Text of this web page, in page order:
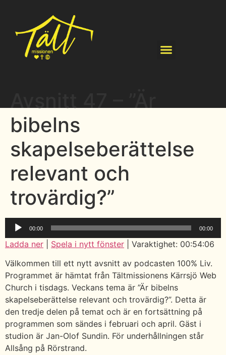
bibelns
skapelseberättelse
relevant och
trovärdig?”
Ljudspelare
00:00 00:00
Ladda ner Spela i nytt fönster
Varaktighet: 00:54:06
Välkommen till ett nytt avsnitt av podcasten 100% Liv.
Programmet är hämtat från Tältmissionens Kärrsjö Web
Church i tisdags. Veckans tema är ”Är bibelns
skapelseberättelse relevant och trovärdig?”. Detta är
den tredje delen på temat och är en fortsättning på
programmen som sändes i februari och april. Gäst i
studion är Jan-Olof Sundin. För underhållningen står
Allsång på Rörstrand.